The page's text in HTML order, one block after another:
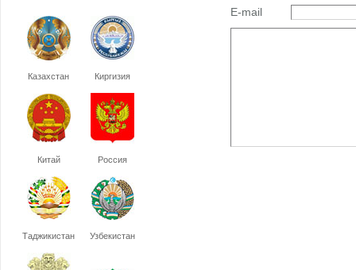
Казахстан Киргизия
Китай Россия
Таджикистан Узбекистан
E-mail